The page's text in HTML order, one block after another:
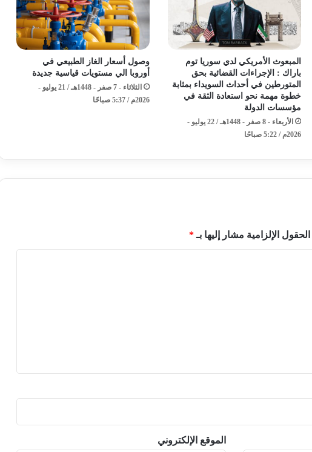
المبعوث الأمريكي لدي سوريا توم
باراك : الإجراءات القضائية بحق
المتورطين في أحداث السويداء بمثابة
خطوة مهمة نحو استعادة الثقة في
مؤسسات الدولة
الأربعاء - 8 صفر - 1448هـ / 22 يوليو -
2026م / 5:22 صباحًا
وصول أسعار الغاز الطبيعي في
أوروبا الي مستويات قياسية جديدة
الثلاثاء - 7 صفر - 1448هـ / 21 يوليو -
2026م / 5:37 صباحًا
الحقول الإلزامية مشار إليها بـ*
الموقع الإلكتروني